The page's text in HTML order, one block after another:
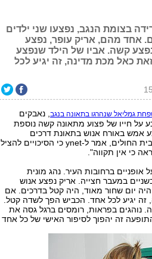
בצומת הנגב, נפצעו שני ילדים
אחד מהם, אריק עופר, נפצע
נפצע קשה. אביו של הילד שנפצע
כאל מכת מדינה, זה יגיע לכל
גמליאל שנהרגו בתאונה בנגב, נאבקים
על חייו של פצוע מתאונה קשה נוספת
אתמול. אריק עופר בן ה-12 נפצע אמש באורח אנוש בתאונת דרכים
באופקים. אביו איתן, שנמצא ליד חדרו בבית החולים, אמר ל-ynet כי הסיכויים להציל
כי אין תקווה".
אופניים ברחובות העיר. נהג מונית
במעבר חצייה. אריק נפצע אנוש
יום שחור מאוד, היה קטל בדרכים. אם
זה יגיע לכל אחד. הכביש הפך לשדה קטל.
נוהגים בפראות, רומסים ברגל גסה את
זה יהפוך לסיפור האישי של כל אחד